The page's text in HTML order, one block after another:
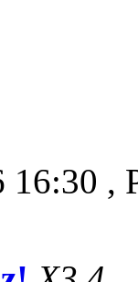
16:30 ,